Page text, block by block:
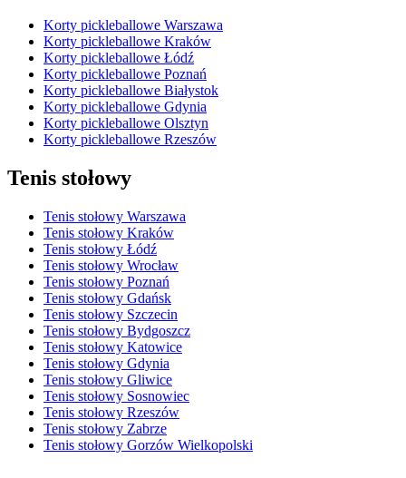
Korty pickleballowe Warszawa
Korty pickleballowe Kraków
Korty pickleballowe Łódź
Korty pickleballowe Poznań
Korty pickleballowe Białystok
Korty pickleballowe Gdynia
Korty pickleballowe Olsztyn
Korty pickleballowe Rzeszów
Tenis stołowy
Tenis stołowy Warszawa
Tenis stołowy Kraków
Tenis stołowy Łódź
Tenis stołowy Wrocław
Tenis stołowy Poznań
Tenis stołowy Gdańsk
Tenis stołowy Szczecin
Tenis stołowy Bydgoszcz
Tenis stołowy Katowice
Tenis stołowy Gdynia
Tenis stołowy Gliwice
Tenis stołowy Sosnowiec
Tenis stołowy Rzeszów
Tenis stołowy Zabrze
Tenis stołowy Gorzów Wielkopolski